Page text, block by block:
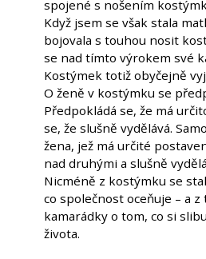
spojené s nošením
Když jsem se však stala
bojovala s touhou nosit
se nad tímto výrokem své
Kostýmek totiž obyčejně
O ženě v kostýmku se
Předpokládá se, že má
se, že slušně vydělává.
žena, jež má určité
nad druhými a slušně
Nicméně z kostýmku se
co společnost oceňuje – a
kamarádky o tom, co si
života.